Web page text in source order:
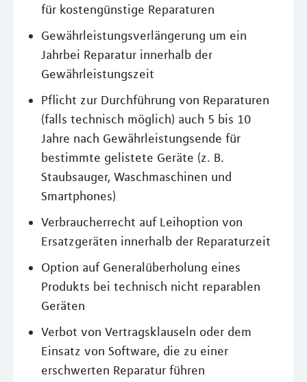
für kostengünstige Reparaturen
Gewährleistungsverlängerung um ein
Jahrbei Reparatur innerhalb der
Gewährleistungszeit
Pflicht zur Durchführung von Reparaturen
(falls technisch möglich) auch 5 bis 10
Jahre nach Gewährleistungsende für
bestimmte gelistete Geräte (z. B.
Staubsauger, Waschmaschinen und
Smartphones)
Verbraucherrecht auf Leihoption von
Ersatzgeräten innerhalb der Reparaturzeit
Option auf Generalüberholung eines
Produkts bei technisch nicht reparablen
Geräten
Verbot von Vertragsklauseln oder dem
Einsatz von Software, die zu einer
erschwerten Reparatur führen